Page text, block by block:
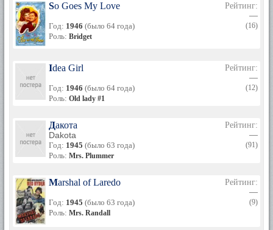
So Goes My Love
Год: 1946 (было 64 года)
Роль: Bridget
Рейтинг:
—
(16)
Idea Girl
Год: 1946 (было 64 года)
Роль: Old lady #1
Рейтинг:
—
(12)
Дакота
Dakota
Год: 1945 (было 63 года)
Роль: Mrs. Plummer
Рейтинг:
—
(91)
Marshal of Laredo
Год: 1945 (было 63 года)
Роль: Mrs. Randall
Рейтинг:
—
(9)